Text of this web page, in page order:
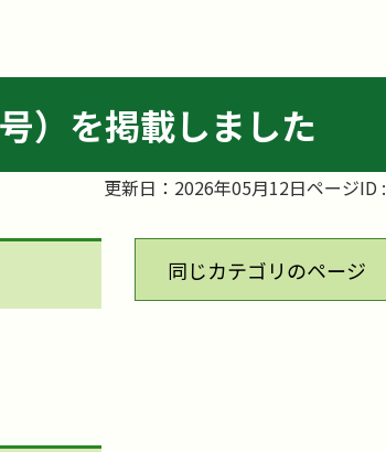
）を掲載しました
更新日：2026年05月12日ページID :
同じカテゴリのページ